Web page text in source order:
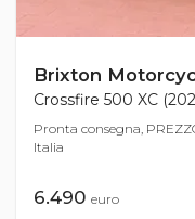
Brixton
Crossfire 500 XC
Pronta consegna,
Italia
6.490 euro